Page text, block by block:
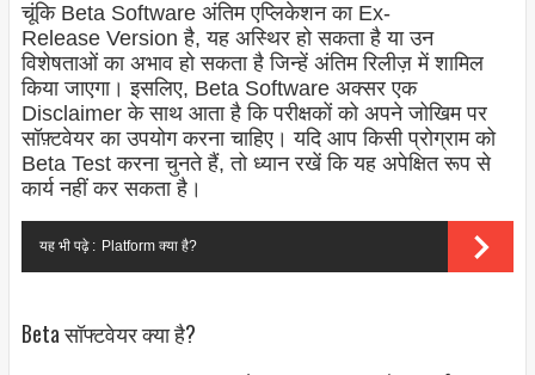
चूंकि Beta Software अंतिम एप्लिकेशन का Ex-
Release Version है, यह अस्थिर हो सकता है या उन
विशेषताओं का अभाव हो सकता है जिन्हें अंतिम रिलीज़ में शामिल
किया जाएगा। इसलिए, Beta Software अक्सर एक
Disclaimer के साथ आता है कि परीक्षकों को अपने जोखिम पर
सॉफ़्टवेयर का उपयोग करना चाहिए। यदि आप किसी प्रोग्राम को
Beta Test करना चुनते हैं, तो ध्यान रखें कि यह अपेक्षित रूप से
कार्य नहीं कर सकता है।
यह भी पढ़े : Platform क्या है?
Beta सॉफ्टवेयर क्या है?